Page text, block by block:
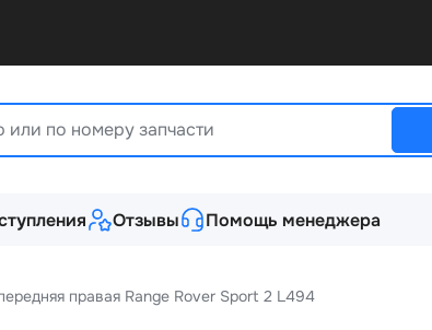
Отзывы Помощь менеджера
правая Range Rover Sport 2 L494